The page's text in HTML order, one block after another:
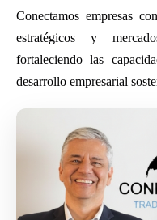
Conectamos empresas
estratégicos y
fortaleciendo las
desarrollo empresarial